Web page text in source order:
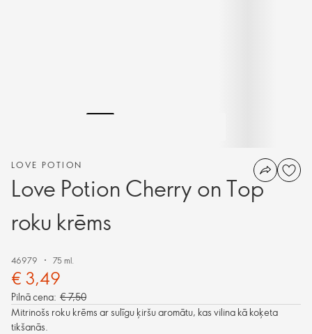
LOVE POTION
Love Potion Cherry on Top
roku krēms
46979 75 ml.
€ 3,49
Pilnā cena: € 7,50
Mitrinošs roku krēms ar sulīgu ķiršu aromātu, kas vilina kā koķeta
tikšanās.